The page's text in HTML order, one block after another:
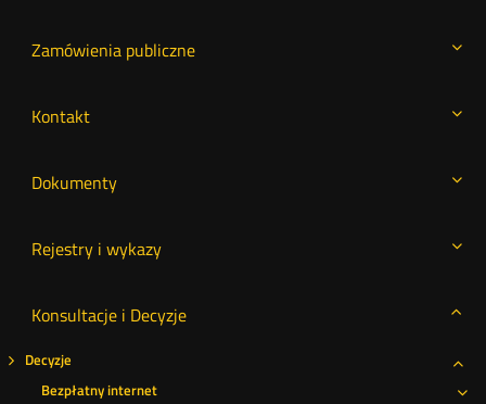
Zamówienia publiczne
Kontakt
Dokumenty
Rejestry i wykazy
Konsultacje i Decyzje
Decyzje
Bezpłatny internet